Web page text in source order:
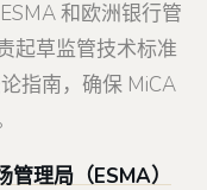
和欧洲银行管
起草监管技术标准
指南，确保 MiCA
理局（ESMA）